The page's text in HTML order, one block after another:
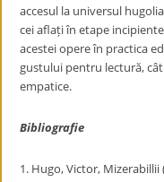
accesul la universul
cei aflați în etape
acestei opere în practica
gustului pentru lectură,
empatice.
Bibliografie
1. Hugo, Victor,